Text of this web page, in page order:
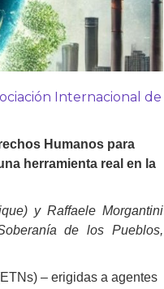
Internacional de
Humanos para
herramienta real en la
y Raffaele Morgantini
de los Pueblos,
– erigidas a agentes